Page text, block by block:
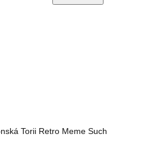
Torii Retro Meme Such